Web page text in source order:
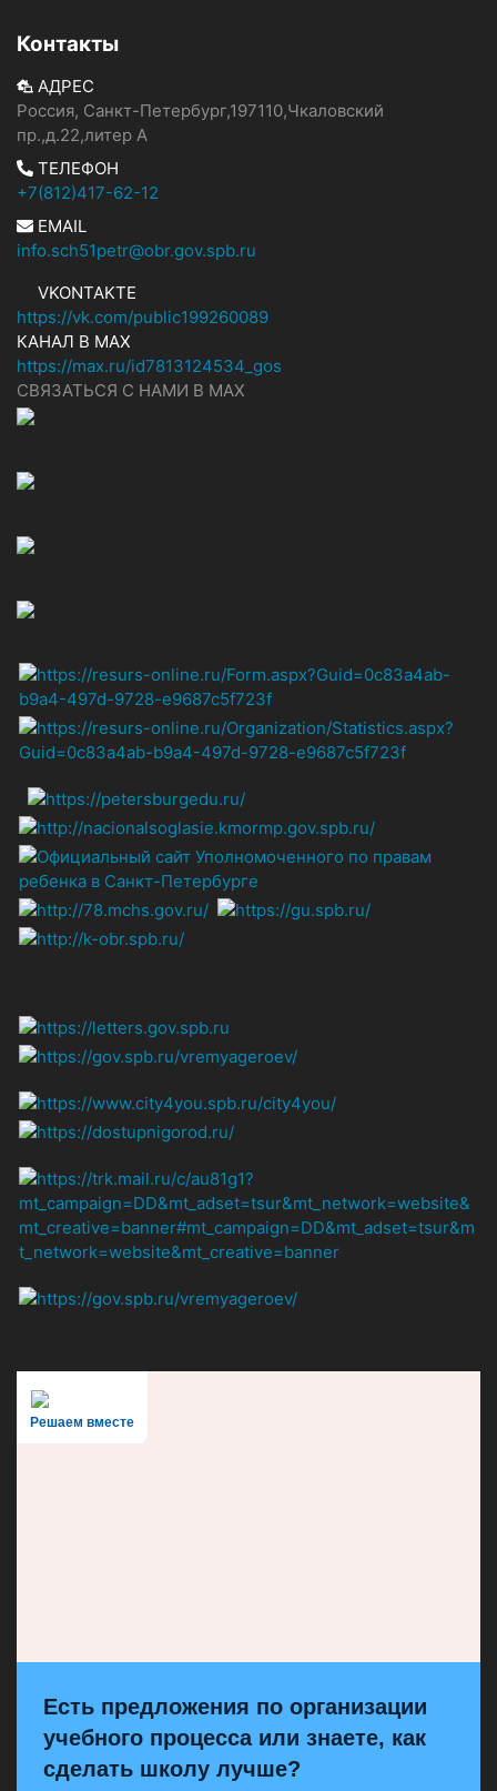
Контакты
АДРЕС
Россия, Санкт-Петербург,197110,Чкаловский
пр.,д.22,литер А
ТЕЛЕФОН
+7(812)417-62-12
EMAIL
info.sch51petr@obr.gov.spb.ru
VKONTAKTE
https://vk.com/public199260089
КАНАЛ В MAX
https://max.ru/id7813124534_gos
СВЯЗАТЬСЯ С НАМИ В МАХ
Решаем вместе
Есть предложения по организации
учебного процесса или знаете, как
сделать школу лучше?